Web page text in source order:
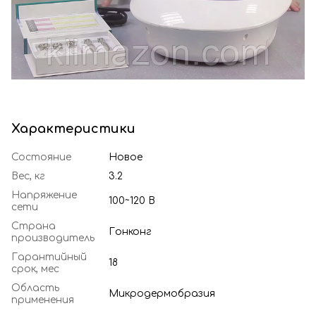
Характеристики
Состояние
Новое
Вес, кг
3.2
Напряжение
сети
100~120 В
Страна
производитель
Гонконг
Гарантийный
срок, мес
18
Область
применения
Микродермобразия